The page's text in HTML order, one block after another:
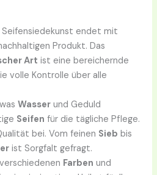
Seifensiedekunst endet mit
Produkt. Das
Art ist eine bereichernde
volle Kontrolle über alle
Wasser und Geduld
Seifen für die tägliche Pflege.
bei. Vom feinen Sieb bis
ist Sorgfalt gefragt.
Farben und